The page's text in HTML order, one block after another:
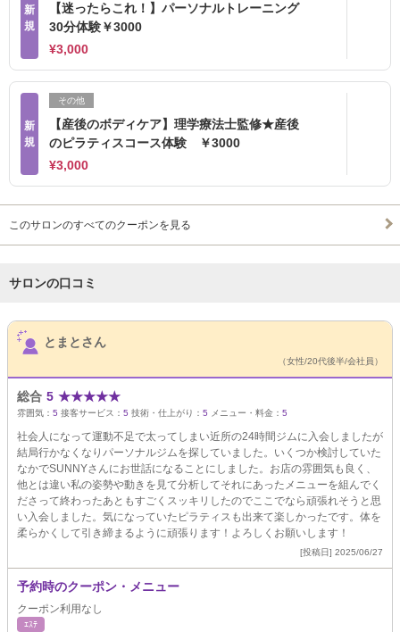
新
規
【迷ったらこれ！】パーソナルトレーニング
30分体験￥3000
¥3,000
新
規
その他
【産後のボディケア】理学療法士監修★産後
のピラティスコース体験 ￥3000
¥3,000
このサロンのすべてのクーポンを見る
サロンの口コミ
サロンPick Up
とまとさん
（女性/20代後半/会社員）
総合 5 ★★★★★
雰囲気： 5 接客サービス： 5 技術・仕上がり： 5 メニュー・料金： 5
社会人になって運動不足で太ってしまい近所の24時間ジムに入会しましたが
結局行かなくなりパーソナルジムを探していました。いくつか検討していた
なかでSUNNYさんにお世話になることにしました。お店の雰囲気も良く、
他とは違い私の姿勢や動きを見て分析してそれにあったメニューを組んでく
ださって終わったあともすごくスッキリしたのでここでなら頑張れそうと思
い入会しました。気になっていたピラティスも出来て楽しかったです。体を
柔らかくして引き締まるように頑張ります！よろしくお願いします！
[投稿日] 2025/06/27
予約時のクーポン・メニュー
クーポン利用なし
ｴｽﾃ